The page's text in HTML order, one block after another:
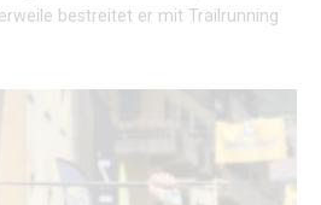
bestreitet er mit Trailrunning